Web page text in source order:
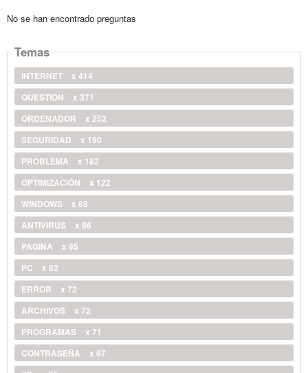
No se han encontrado preguntas
Temas
INTERNET
x 414
QUESTION
x 371
ORDENADOR
x 252
SEGURIDAD
x 190
PROBLEMA
x 182
OPTIMIZACIÓN
x 122
WINDOWS
x 88
ANTIVIRUS
x 86
PAGINA
x 85
PC
x 82
ERROR
x 72
ARCHIVOS
x 72
PROGRAMAS
x 71
CONTRASEÑA
x 67